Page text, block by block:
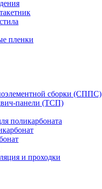
пленки
сборки (СППС)
панели (ТСП)
поликарбоната
и проходки